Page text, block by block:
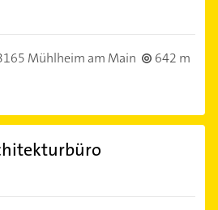
Mühlheim am Main
642 m